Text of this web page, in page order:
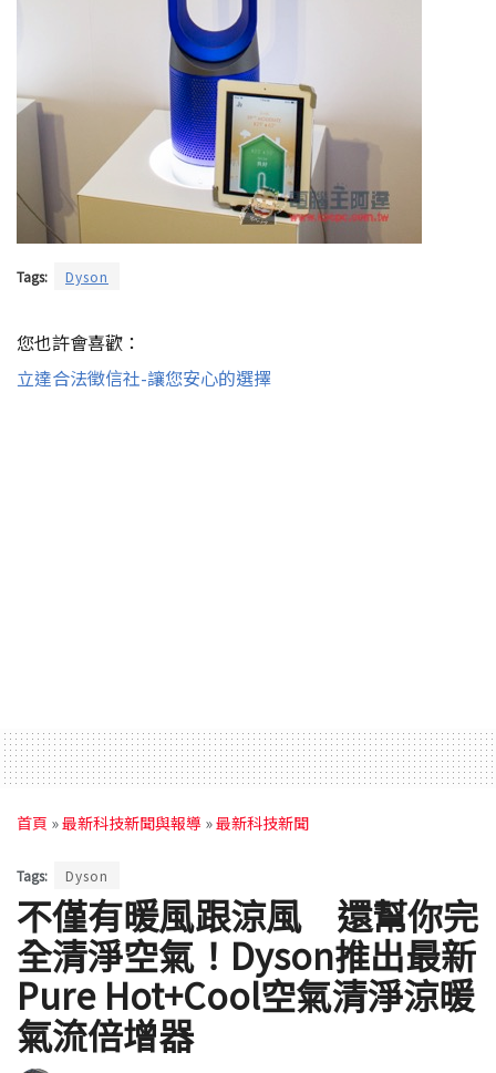
Tags: Dyson
您也許會喜歡：
立達合法徵信社-讓您安心的選擇
首頁 »最新科技新聞與報導 »最新科技新聞
Tags: Dyson
不僅有暖風跟涼風 還幫你完
全清淨空氣！Dyson推出最新
Pure Hot+Cool空氣清淨涼暖
氣流倍增器